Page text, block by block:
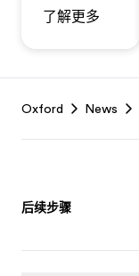
了解更多
Oxford News
后续步骤